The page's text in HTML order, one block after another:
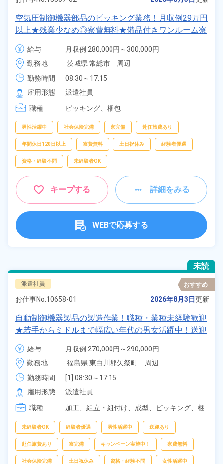
空気圧制御機器部品のピッキング業務！月収例29万円
以上★残業少なめ◎寮費無料★備品付きワンルーム寮
完備！正社員登用制度あり★20代～40代の男性活躍
中！交通費支給★食堂利用可◎日払い制度あり★マイ
カー通勤可＆無料駐車場有★《茨城県常総市》
給与
月収例 280,000円～300,000円
時給 1,700円～1,700円
勤務地
茨城県 常総市　周辺
勤務時間
08:30～17:15
雇用形態
派遣社員
職種
ピッキング、 梱包
男性活躍中 社会保険完備 寮完備 赴任旅費あり
年間休日120日以上 寮費無料 土日祝休み 経験者優遇
資格・経験不問 未経験者OK
キープする 詳細をみる
WEBで応募する
未読
派遣社員 おすすめ
お仕事No. 10658-01 2026年8月3日更新
自動制御機器製品の製造作業！職種・業種未経験歓迎
★若手からミドルまで幅広い年代の男女活躍中！送迎
付きの1R寮費無料＆赴任旅費会社負担！住み込みも
Ok！正社員登用制度あり！食堂利用OK！《福島県東
白川郡矢祭町》
給与
月収例 270,000円～290,000円
時給 1,600円～1,600円
勤務地
福島県 東白川郡矢祭町　周辺
勤務時間
[1] 08:30～17:15
[2] 06:00～14:45
[3] 14:45～23:30
[4] 12:45～21:30
雇用形態
派遣社員
職種
加工、 組立・組付け、 成型、 ピッキング、 梱
未経験者OK 経験者優遇 男性活躍中 送迎あり
赴任旅費あり 寮完備 キャンペーン実施中！ 寮費無料
社会保険完備 土日祝休み 資格・経験不問 女性活躍中